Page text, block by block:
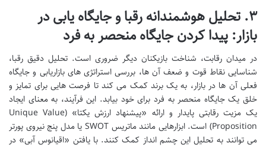
۳. تحلیل هوشمندانه رقبا و جایگاه یابی در
بازار: پیدا کردن جایگاه منحصر به فرد
در میدان رقابت، شناخت بازیکنان دیگر ضروری است. تحلیل دقیق رقبا،
شناسایی نقاط قوت و ضعف آن ها، بررسی استراتژی های بازاریابی و جایگاه
فعلی آن ها در بازار، به یک برند کمک می کند تا فرصت هایی برای تمایز و
خلق یک جایگاه منحصر به فرد برای خود بیابد. این فرآیند، به معنای ایجاد
یک مزیت رقابتی پایدار و ارائه «پیشنهاد ارزش یکتا» (Unique Value
Proposition) است. ابزارهایی مانند ماتریس SWOT یا مدل پنج نیروی پورتر
می توانند به تحلیل این چشم انداز کمک کنند. با یافتن «اقیانوس آبی» در